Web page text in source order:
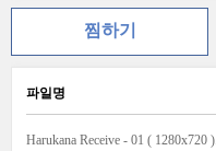
찜하기
파일명
Harukana Receive - 01 ( 1280x720